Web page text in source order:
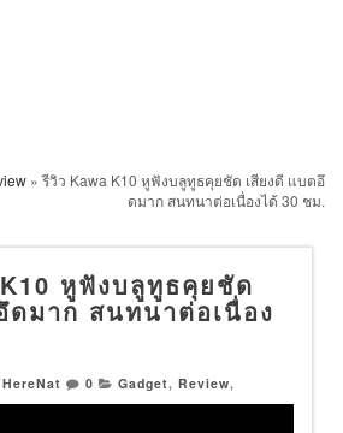
» รีวิว Kawa K10 หูฟังบลูทูธคุยชัด เสียงดี แบตอึ
ดมาก สนทนาต่อเนื่องได้ 30 ชม.
หูฟังบลูทูธคุยชัด
ดมาก สนทนาต่อเนื่อง
HereNat 0 Gadget, Review,